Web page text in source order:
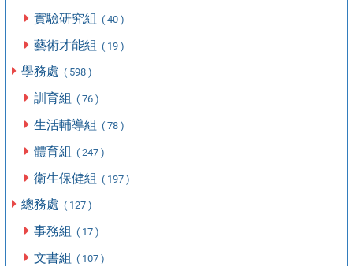
實驗研究組 ( 40 )
藝術才能組 ( 19 )
學務處 ( 598 )
訓育組 ( 76 )
生活輔導組 ( 78 )
體育組 ( 247 )
衛生保健組 ( 197 )
總務處 ( 127 )
事務組 ( 17 )
文書組 ( 107 )